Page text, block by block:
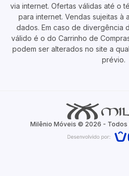
via internet. Ofertas válidas até o
para internet. Vendas sujeitas à
dados. Em caso de divergência
válido é o do Carrinho de
podem ser alterados no site a
prévio.
Milênio Móveis © 2026 -